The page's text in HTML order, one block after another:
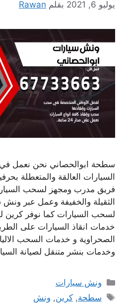
يوليو 6, 2021 بقلم Rawan
سطحة ابوالحصاني نحن نعمل
السيارات العالقة والمتعطلة
فريق مدرب ومجهز لسحب
الثقيلة والخفيفة وعمل عبر
لسحب السيارات كما نوفر كرين
خدمات انقاذ السيارات على
الصحراوية و خدمات السحب
وخدمات بنشر متنقل لصيانة
التصنيفات
ونش سيارات
الوسوم
سطحة,كرين, ونش